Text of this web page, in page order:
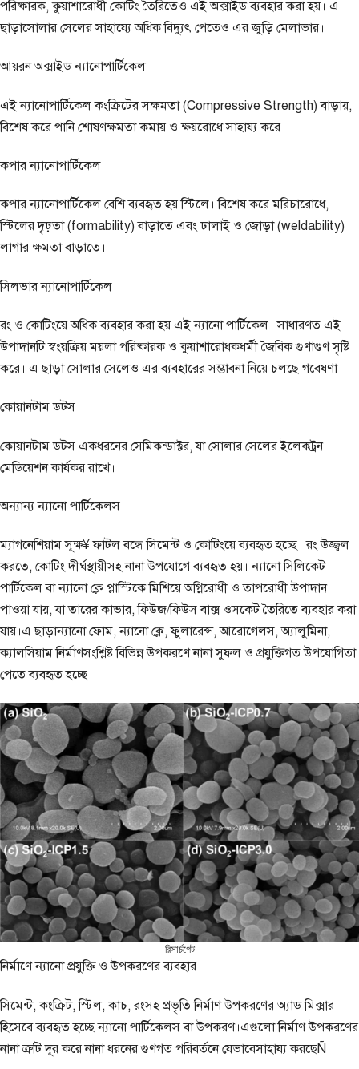
পরিষ্কারক, কুয়াশারোধী কোটিং তৈরিতেও এই অক্সাইড ব্যবহার করা হয়। এ
ছাড়াসোলার সেলের সাহায্যে অধিক বিদ্যুৎ পেতেও এর জুড়ি মেলাভার।
আয়রন অক্সাইড ন্যানোপার্টিকেল
এই ন্যানোপার্টিকেল কংক্রিটের সক্ষমতা (Compressive Strength) বাড়ায়,
বিশেষ করে পানি শোষণক্ষমতা কমায় ও ক্ষয়রোধে সাহায্য করে।
কপার ন্যানোপার্টিকেল
কপার ন্যানোপার্টিকেল বেশি ব্যবহৃত হয় স্টিলে। বিশেষ করে মরিচারোধে,
স্টিলের দৃঢ়তা (formability) বাড়াতে এবং ঢালাই ও জোড়া (weldability)
লাগার ক্ষমতা বাড়াতে।
সিলভার ন্যানোপার্টিকেল
রং ও কোটিংয়ে অধিক ব্যবহার করা হয় এই ন্যানো পার্টিকেল। সাধারণত এই
উপাদানটি স্বংয়ক্রিয় ময়লা পরিষ্কারক ও কুয়াশারোধকধর্মী জৈবিক গুণাগুণ সৃষ্টি
করে। এ ছাড়া সোলার সেলেও এর ব্যবহারের সম্ভাবনা নিয়ে চলছে গবেষণা।
কোয়ানটাম ডটস
কোয়ানটাম ডটস একধরনের সেমিকন্ডাক্টর, যা সোলার সেলের ইলেকট্রন
মেডিয়েশন কার্যকর রাখে।
অন্যান্য ন্যানো পার্টিকেলস
ম্যাগনেশিয়াম সূক্ষ¥ ফাটল বন্ধে সিমেন্ট ও কোটিংয়ে ব্যবহৃত হচ্ছে। রং উজ্জ্বল
করতে, কোটিং দীর্ঘস্থায়ীসহ নানা উপযোগে ব্যবহৃত হয়। ন্যানো সিলিকেট
পার্টিকেল বা ন্যানো ক্লে প্লাস্টিকে মিশিয়ে অগ্নিরোধী ও তাপরোধী উপাদান
পাওয়া যায়, যা তারের কাভার, ফিউজ/ফিউস বাক্স ওসকেট তৈরিতে ব্যবহার করা
যায়।এ ছাড়ান্যানো ফোম, ন্যানো ক্লে, ফুলারেন্স, আরোগেলস, অ্যালুমিনা,
ক্যালসিয়াম নির্মাণসংশ্লিষ্ট বিভিন্ন উপকরণে নানা সুফল ও প্রযুক্তিগত উপযোগিতা
পেতে ব্যবহৃত হচ্ছে।
রিসার্চগেট
নির্মাণে ন্যানো প্রযুক্তি ও উপকরণের ব্যবহার
সিমেন্ট, কংক্রিট, স্টিল, কাচ, রংসহ প্রভৃতি নির্মাণ উপকরণের অ্যাড মিক্সার
হিসেবে ব্যবহৃত হচ্ছে ন্যানো পার্টিকেলস বা উপকরণ।এগুলো নির্মাণ উপকরণের
নানা ত্রুটি দূর করে নানা ধরনের গুণগত পরিবর্তনে যেভাবেসাহায্য করছেÑ